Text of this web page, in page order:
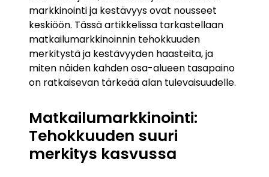
markkinointi ja kestävyys ovat nousseet
keskiöön. Tässä artikkelissa tarkastellaan
matkailumarkkinoinnin tehokkuuden
merkitystä ja kestävyyden haasteita, ja
miten näiden kahden osa-alueen tasapaino
on ratkaisevan tärkeää alan tulevaisuudelle.
Matkailumarkkinointi:
Tehokkuuden suuri
merkitys kasvussa